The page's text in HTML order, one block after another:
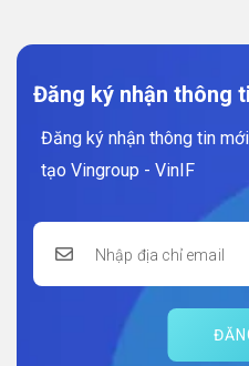
Đăng ký nhận thông
Đăng ký nhận thông tin
tạo Vingroup - VinIF